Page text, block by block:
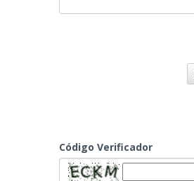
Código Verificador